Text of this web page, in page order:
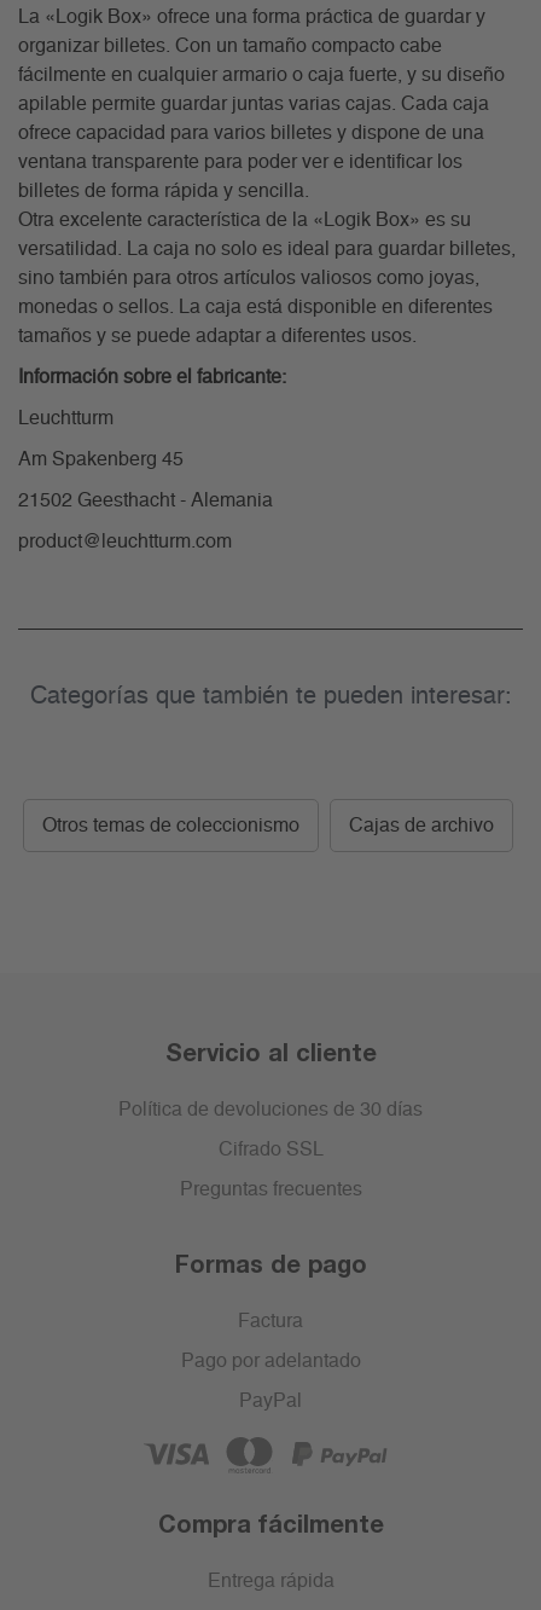
La «Logik Box» ofrece una forma práctica de guardar y
organizar billetes. Con un tamaño compacto cabe
fácilmente en cualquier armario o caja fuerte, y su diseño
apilable permite guardar juntas varias cajas. Cada caja
ofrece capacidad para varios billetes y dispone de una
ventana transparente para poder ver e identificar los
billetes de forma rápida y sencilla.
Otra excelente característica de la «Logik Box» es su
versatilidad. La caja no solo es ideal para guardar billetes,
sino también para otros artículos valiosos como joyas,
monedas o sellos. La caja está disponible en diferentes
tamaños y se puede adaptar a diferentes usos.
Información sobre el fabricante:
Leuchtturm
Am Spakenberg 45
21502 Geesthacht - Alemania
product@leuchtturm.com
Categorías que también te pueden interesar:
Otros temas de coleccionismo Cajas de archivo
Servicio al cliente
Política de devoluciones de 30 días
Cifrado SSL
Preguntas frecuentes
Formas de pago
Factura
Pago por adelantado
PayPal
Compra fácilmente
Entrega rápida